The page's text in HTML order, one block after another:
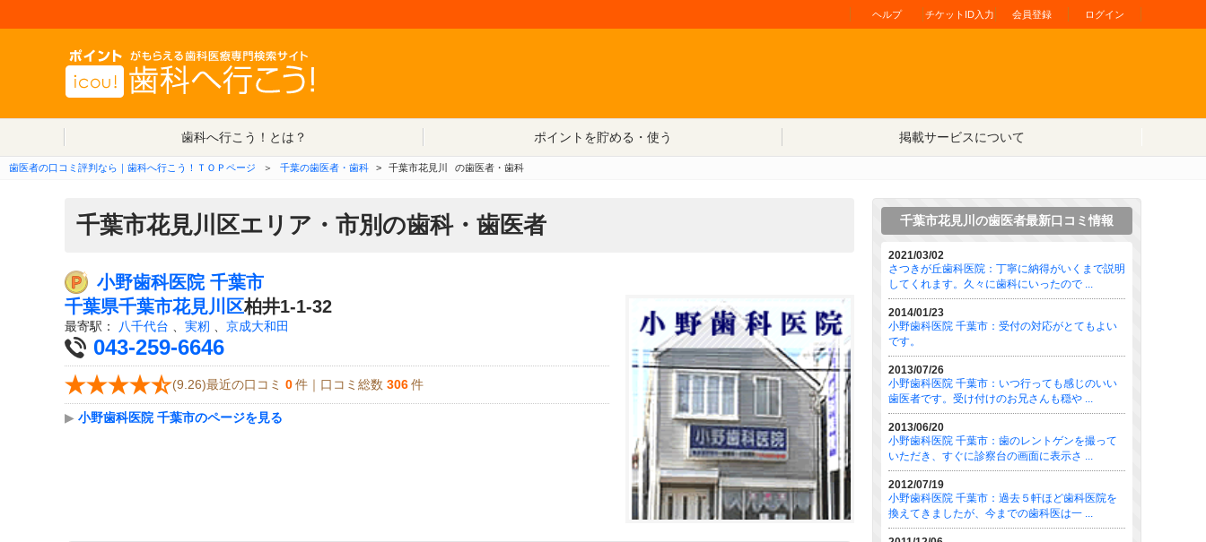
ヘルプ チケットID入力 会員登録 ログイン
歯科へ行こう！とは？
ポイントを貯める・使う 掲載サービスについて
歯医者の口コミ評判なら｜歯科へ行こう！ＴＯＰページ ＞ 千葉の歯医者・歯科 > 千葉市花見川 の歯医者・歯科
千葉市花見川区エリア・市別の歯科・歯医者
小野歯科医院 千葉市
千葉県千葉市花見川区柏井1-1-32
最寄駅： 八千代台 実籾 京成大和田
043-259-6646
(9.26)最近の口コミ 0 件｜口コミ総数 306 件
▶ 小野歯科医院 千葉市のページを見る
千葉市花見川の歯医者最新口コミ情報
2021/03/02
さつきが丘歯科医院：丁寧に納得がいくまで説明
してくれます。久々に歯科にいったので ...
2014/01/23
小野歯科医院 千葉市：受付の対応がとてもよい
です。
2013/07/26
小野歯科医院 千葉市：いつ行っても感じのいい
歯医者です。受け付けのお兄さんも穏や ...
2013/06/20
小野歯科医院 千葉市：歯のレントゲンを撮って
いただき、すぐに診察台の画面に表示さ ...
2012/07/19
小野歯科医院 千葉市：過去５軒ほど歯科医院を
換えてきましたが、今までの歯科医は一 ...